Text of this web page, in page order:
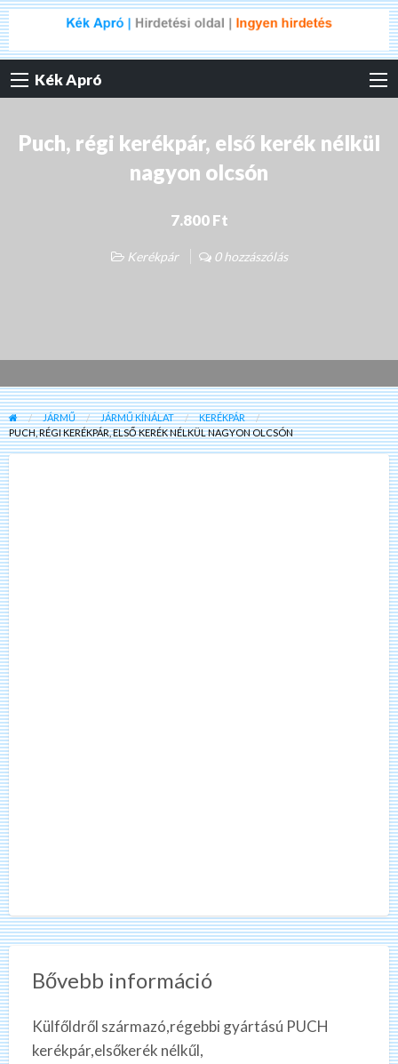
Kék Apró
Puch, régi kerékpár, első kerék nélkül
nagyon olcsón
7.800 Ft
Kerékpár 0 hozzászólás
JÁRMŰ JÁRMŰ KÍNÁLAT
KERÉKPÁR
PUCH, RÉGI KERÉKPÁR, ELSŐ KERÉK NÉLKÜL NAGYON OLCSÓN
Bővebb információ
Külfőldről származó,régebbi gyártású PUCH
kerékpár,elsőkerék nélkűl,